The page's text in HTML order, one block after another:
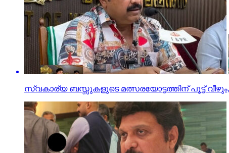
സ്വകാര്യ ബസ്സുകളുടെ മത്സരയോട്ടത്തിന് പൂട്ട് വീഴും,